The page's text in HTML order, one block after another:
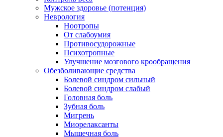
Мужское здоровье (потенция)
Неврология
Ноотропы
От слабоумия
Противосудорожные
Психотропные
Улучшение мозгового крообращения
Обезболивающие средства
Болевой синдром сильный
Болевой синдром слабый
Головная боль
Зубная боль
Мигрень
Миорелаксанты
Мышечная боль